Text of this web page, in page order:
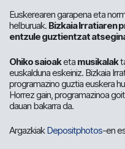
Euskerearen garapena eta
helburuak. Bizkaia Irratiaren
entzule guztientzat
Ohiko saioaketa musikalak
euskalduna eskeiniz. Bizkaia
programazino guztia euskera
Horrez gain, programazinoa
dauan bakarra da.
ArgazkiakDepositphotos-en